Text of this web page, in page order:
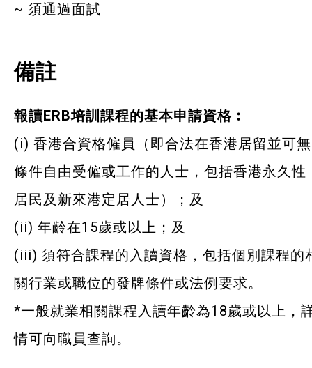
~ 須通過面試
備註
報讀ERB培訓課程的基本申請資格︰
(i) 香港合資格僱員（即合法在香港居留並可無
條件自由受僱或工作的人士，包括香港永久性
居民及新來港定居人士）；及
(ii) 年齡在15歲或以上；及
(iii) 須符合課程的入讀資格，包括個別課程的
關行業或職位的發牌條件或法例要求。
*一般就業相關課程入讀年齡為18歲或以上，
情可向職員查詢。